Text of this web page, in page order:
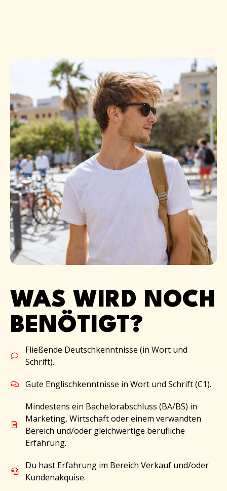
WAS WIRD NOCH
BENÖTIGT?
Fließende Deutschkenntnisse (in Wort und
Schrift).
Gute Englischkenntnisse in Wort und Schrift (C1).
Mindestens ein Bachelorabschluss (BA/BS) in
Marketing, Wirtschaft oder einem verwandten
Bereich und/oder gleichwertige berufliche
Erfahrung.
Du hast Erfahrung im Bereich Verkauf und/oder
Kundenakquise.